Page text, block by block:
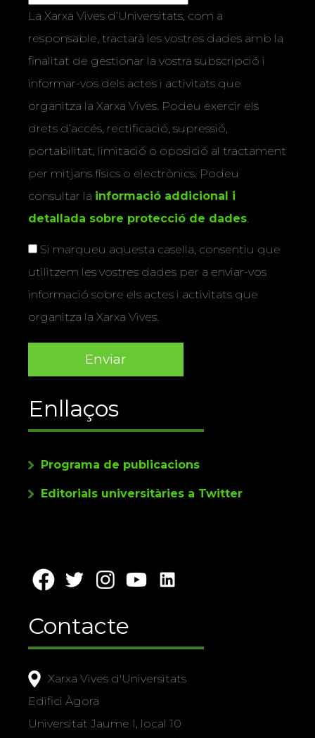
La Xarxa Vives d’Universitats, com a
responsable, tractarà les vostres dades amb la
finalitat de gestionar la vostra subscripció i
informar-vos dels actes i activitats que
organitza la Xarxa Vives. Podeu exercir els
drets d’accés, rectificació, supressió,
portabilitat, limitació o oposició al tractament
per mitjans físics o electrònics. Podeu
consultar la informació addicional i
detallada sobre protecció de dades
Si marqueu aquesta casella, consentiu que
utilitzem les vostres dades per a enviar-vos
informació sobre els actes i activitats que
organitza la Xarxa Vives.
Enllaços
Programa de publicacions
Editorials universitàries a Twitter
Contacte
Xarxa Vives d'Universitats
Edifici Àgora
Universitat Jaume I, local 10